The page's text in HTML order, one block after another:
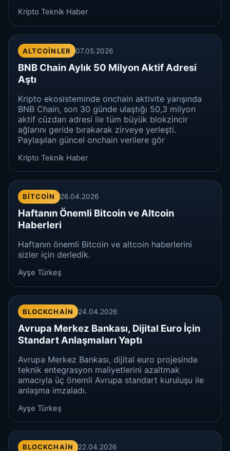
Kripto Teknik Haber
ALTCOINLER 07.05.2026
BNB Chain Aylık 50 Milyon Aktif Adresi
Aştı
Kripto ekosisteminde onchain aktivite yarışında
BNB Chain, son 30 günde ulaştığı 50,3 milyon
aktif cüzdan adresi ile tüm büyük blokzincir
ağlarını geride bırakarak zirveye yerleşti.
Paylaşılan güncel onchain verilere gör
Kripto Teknik Haber
BITCOIN 26.04.2026
Haftanın Önemli Bitcoin ve Altcoin
Haberleri
Haftanın önemli Bitcoin ve altcoin haberlerini
sizler için derledik.
Ayşe Türkeş
BLOCKCHAIN 24.04.2026
Avrupa Merkez Bankası, Dijital Euro İçin
Standart Anlaşmaları Yaptı
Avrupa Merkez Bankası, dijital euro projesinde
teknik entegrasyon maliyetlerini azaltmak
amacıyla üç önemli Avrupa standart kuruluşu ile
anlaşma imzaladı.
Ayşe Türkeş
BLOCKCHAIN 22.04.2026